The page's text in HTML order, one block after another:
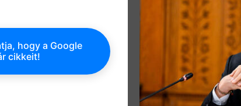
hogy a Google
cikkeit!